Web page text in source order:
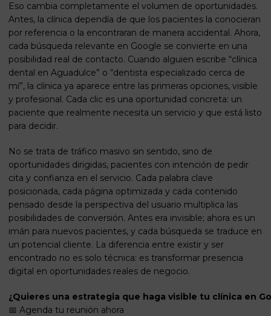
Eso cambia completamente el volumen de oportunidades.
Antes, la clínica dependía de que los pacientes la conocieran
por referencia o la encontraran de manera accidental. Ahora,
cada búsqueda relevante en Google se convierte en una
posibilidad real de contacto. Cuando alguien escribe “clínica
dental en Aguadulce” o “dentista especializado cerca de
mí”, la clínica ya aparece entre las primeras opciones, visible
y profesional. Cada clic es una oportunidad concreta: un
paciente que realmente necesita un servicio y que está listo
para decidir.
No se trata de tráfico masivo sin sentido, sino de
oportunidades dirigidas, pacientes con intención de pedir
cita y confianza en el servicio. Cada palabra clave
posicionada, cada página optimizada y cada contenido
pensado desde la perspectiva del usuario multiplica las
posibilidades de conversión. Antes era invisible; ahora es un
imán para nuevos pacientes, y cada búsqueda se traduce en
un potencial cliente. La diferencia entre existir y ser
encontrado no es solo técnica: es transformar presencia
digital en oportunidades reales de negocio.
¿Quieres una estrategia que haga visible tu clínica en
📅 Agenda tu reunión ahora